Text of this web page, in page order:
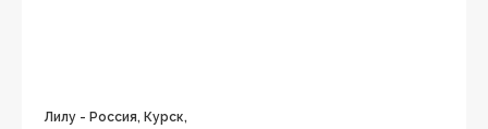
Лилу - Россия, Курск,